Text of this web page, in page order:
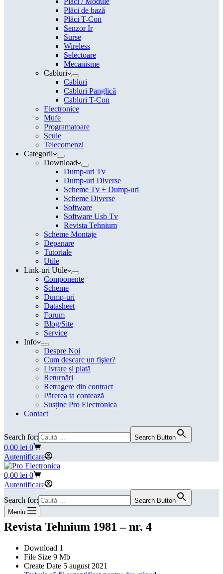
Plăci de bază
Plăci T-Con
Senzor Ir
Surse
Wireless
Selectoare
Mecanisme
Cabluri
Cabluri
Cabluri Panglică
Cabluri T-Con
Electronice
Mufe
Programatoare
Scule
Telecomenzi
Categorii
Download
Dump-uri Tv
Dump-uri Diverse
Scheme Tv + Dump-uri
Scheme Diverse
Software
Software Usb Tv
Revista Tehnium
Scheme Montaje
Depanare
Tutoriale
Utile
Link-uri Utile
Componente
Scheme
Dump-uri
Datasheet
Forum
Blog/Site
Service
Info
Despre Noi
Cum descarc un fişier?
Livrare și plată
Returnări
Retragere din contract
Părerea ta contează
Susține Pro Electronica
Contact
Search for: Search Button
Coș
de
cumpărături
0,00 lei 0
Autentificare
Coș
de
cumpărături
0,00 lei 0
Autentificare
Search for:
Search Button
Meniu
Revista Tehnium 1981 – nr. 4
Download 1
File Size 9 Mb
Create Date 5 august 2021